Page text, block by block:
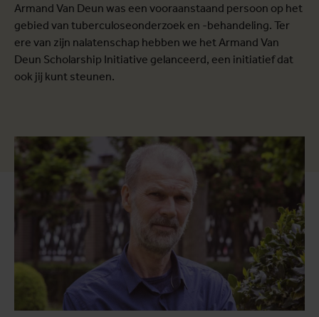
Armand Van Deun was een vooraanstaand persoon op het
gebied van tuberculoseonderzoek en -behandeling. Ter
ere van zijn nalatenschap hebben we het Armand Van
Deun Scholarship Initiative gelanceerd, een initiatief dat
ook jij kunt steunen.